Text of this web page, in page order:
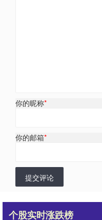
你的昵称*
你的邮箱*
提交评论
个股实时涨跌榜